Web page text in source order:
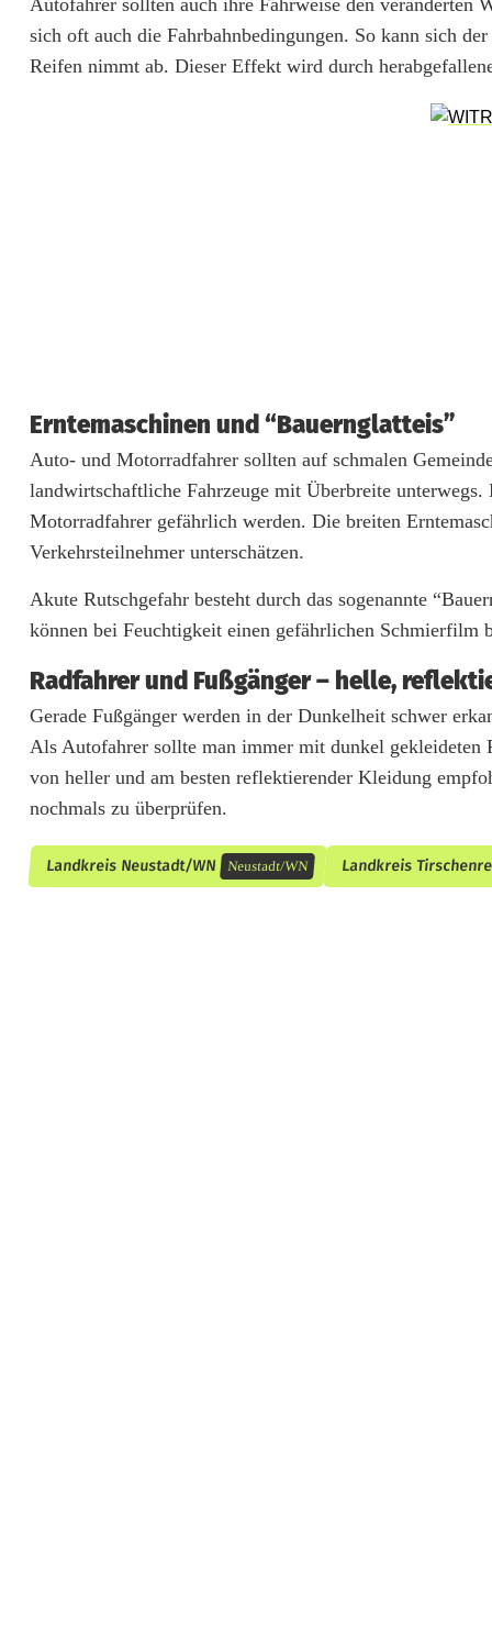
s
z
n
s
i
c
h
sich oft auch die Fahrbahnbedingungen. So kann sich
Reifen nimmt ab. Dieser Effekt wird durch
Erntemaschinen und “Bauernglatteis”
Auto- und Motorradfahrer sollten auf schmalen
landwirtschaftliche Fahrzeuge mit Überbreite
Motorradfahrer gefährlich werden. Die breiten
Verkehrsteilnehmer unterschätzen.
Akute Rutschgefahr besteht durch das sogenannte
können bei Feuchtigkeit einen gefährlichen
Radfahrer und Fußgänger – helle,
Gerade Fußgänger werden in der Dunkelheit schwer
Als Autofahrer sollte man immer mit dunkel gekleideten
von heller und am besten reflektierender Kleidung
nochmals zu überprüfen.
Landkreis Neustadt/WN Neustadt/WN Landkreis